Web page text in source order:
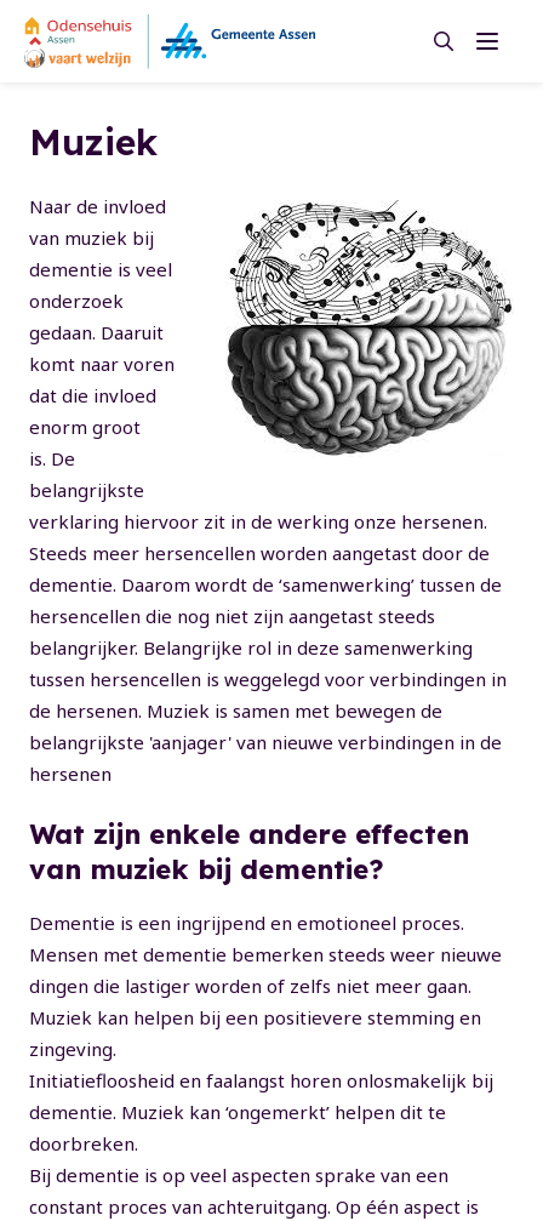
Menu
Zoeken
Muziek
Naar de invloed
van muziek bij
dementie is veel
onderzoek
gedaan. Daaruit
komt naar voren
dat die invloed
enorm groot
is. De
belangrijkste
verklaring hiervoor zit in de werking onze hersenen.
Steeds meer hersencellen worden aangetast door de
dementie. Daarom wordt de ‘samenwerking’ tussen de
hersencellen die nog niet zijn aangetast steeds
belangrijker. Belangrijke rol in deze samenwerking
tussen hersencellen is weggelegd voor verbindingen in
de hersenen. Muziek is samen met bewegen de
belangrijkste 'aanjager' van nieuwe verbindingen in de
hersenen
Wat zijn enkele andere effecten
van muziek bij dementie?
Dementie is een ingrijpend en emotioneel proces.
Mensen met dementie bemerken steeds weer nieuwe
dingen die lastiger worden of zelfs niet meer gaan.
Muziek kan helpen bij een positievere stemming en
zingeving.
Initiatiefloosheid en faalangst horen onlosmakelijk bij
dementie. Muziek kan ‘ongemerkt’ helpen dit te
doorbreken.
Bij dementie is op veel aspecten sprake van een
constant proces van achteruitgang. Op één aspect is